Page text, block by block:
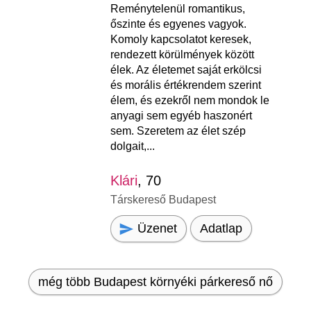
Reménytelenül romantikus,
őszinte és egyenes vagyok.
Komoly kapcsolatot keresek,
rendezett körülmények között
élek. Az életemet saját erkölcsi
és morális értékrendem szerint
élem, és ezekről nem mondok le
anyagi sem egyéb haszonért
sem. Szeretem az élet szép
dolgait,...
Klári, 70
Társkereső Budapest
Üzenet Adatlap
még több Budapest környéki párkereső nő